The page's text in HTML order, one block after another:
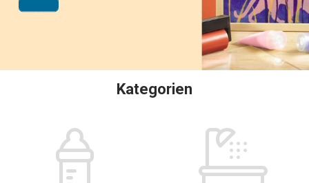
Kategorien